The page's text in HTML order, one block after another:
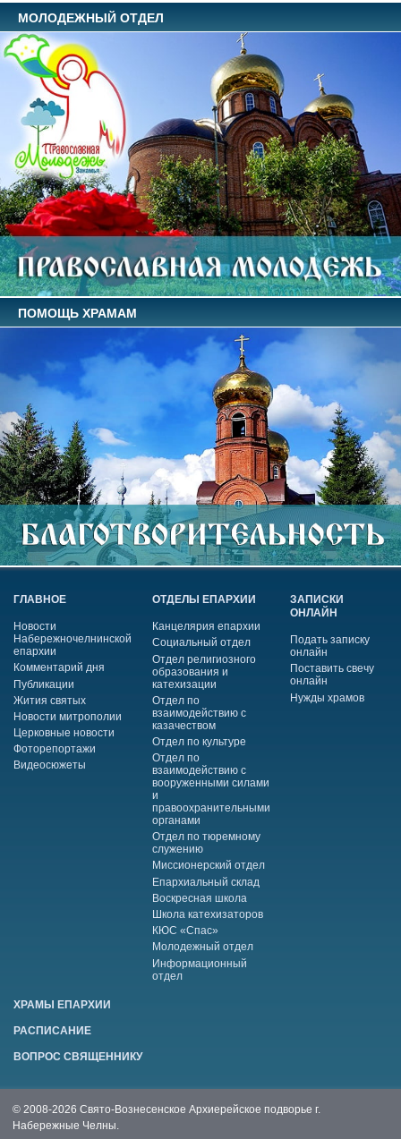
МОЛОДЕЖНЫЙ ОТДЕЛ
ПОМОЩЬ ХРАМАМ
ГЛАВНОЕ
Новости
Набережночелнинской
епархии
Комментарий дня
Публикации
Жития святых
Новости митрополии
Церковные новости
Фоторепортажи
Видеосюжеты
ОТДЕЛЫ ЕПАРХИИ
Канцелярия епархии
Социальный отдел
Отдел религиозного
образования и
катехизации
Отдел по
взаимодействию с
казачеством
Отдел по культуре
Отдел по
взаимодействию с
вооруженными силами
и
правоохранительными
органами
Отдел по тюремному
служению
Миссионерский отдел
Епархиальный склад
Воскресная школа
Школа катехизаторов
КЮС «Спас»
Молодежный отдел
Информационный
отдел
ЗАПИСКИ
ОНЛАЙН
Подать записку
онлайн
Поставить свечу
онлайн
Нужды храмов
ХРАМЫ ЕПАРХИИ
РАСПИСАНИЕ
ВОПРОС СВЯЩЕННИКУ
© 2008-2026 Свято-Вознесенское Архиерейское подворье г.
Набережные Челны.